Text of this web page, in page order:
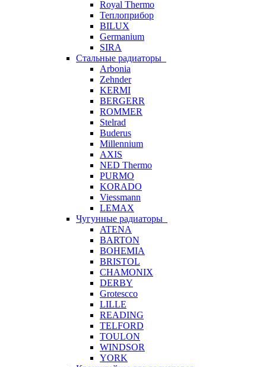
Royal Thermo
Теплоприбор
BILUX
Germanium
SIRA
Стальные радиаторы
Arbonia
Zehnder
KERMI
BERGERR
ROMMER
Stelrad
Buderus
Millennium
AXIS
NED Thermo
PURMO
KORADO
Viessmann
LEMAX
Чугунные радиаторы
ATENA
BARTON
BOHEMIA
BRISTOL
CHAMONIX
DERBY
Grotescco
LILLE
READING
TELFORD
TOULON
WINDSOR
YORK